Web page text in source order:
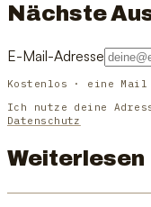
Nächste
E-Mail-Adresse
Kostenlos · eine Mail
Ich nutze deine
Datenschutz
Weiterlesen